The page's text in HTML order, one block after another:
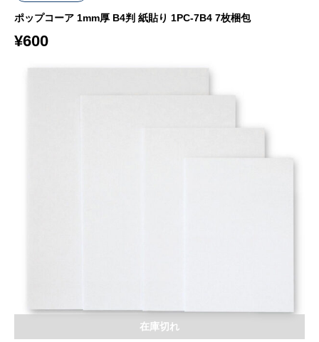
ポップコーア 1mm厚 B4判 紙貼り 1PC-7B4 7枚梱包
¥600
在庫切れ